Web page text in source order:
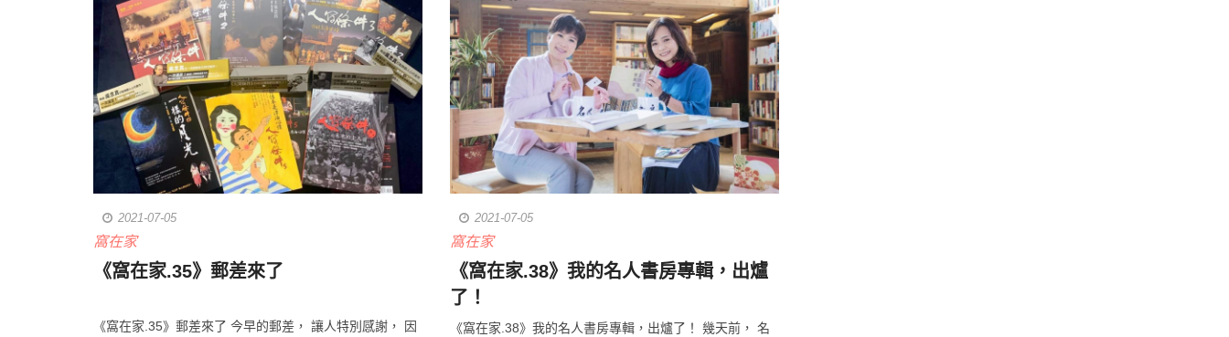
2021-07-05
窩在家
​《窩在家.35》郵差來了
《窩在家.35》郵差來了 今早的郵差， 讓人特別感謝， 因
2021-07-05
窩在家
《窩在家.38》我的名人書房專輯，出爐
了！
《窩在家.38》我的名人書房專輯，出爐了！ 幾天前， 名